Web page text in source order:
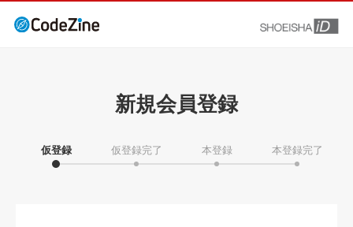
新規会員登録
仮登録 仮登録完了 本登録 本登録完了